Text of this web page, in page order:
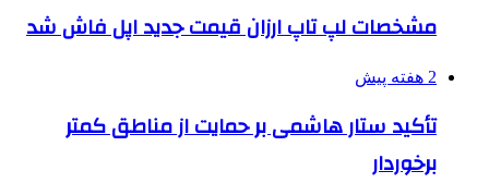
مشخصات لپ تاپ ارزان قیمت جدید اپل فاش شد
2 هفته پیش
تأکید ستار هاشمی بر حمایت از مناطق کمتر
برخوردار